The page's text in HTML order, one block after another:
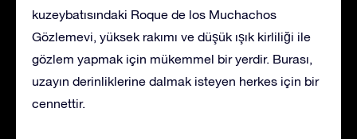
kuzeybatısındaki Roque de los Muchachos
Gözlemevi, yüksek rakımı ve düşük ışık kirliliği ile
gözlem yapmak için mükemmel bir yerdir. Burası,
uzayın derinliklerine dalmak isteyen herkes için bir
cennettir.